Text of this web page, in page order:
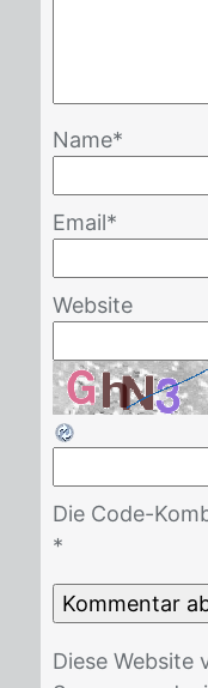
Name*
Email*
Website
Die Code-
*
Die­se Web­site